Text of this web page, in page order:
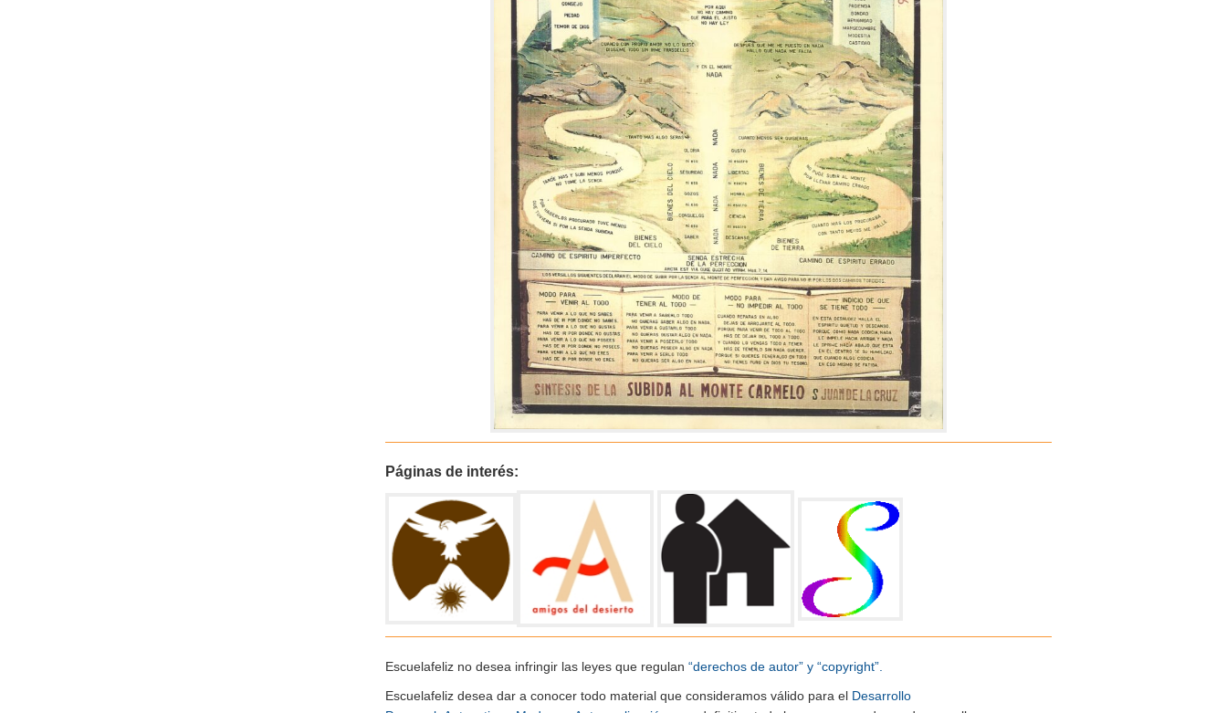
Páginas de interés:
Escuelafeliz no desea infringir las leyes que regulan “derechos de autor” y “copyright”.
Escuelafeliz desea dar a conocer todo material que consideramos válido para el Desarrollo